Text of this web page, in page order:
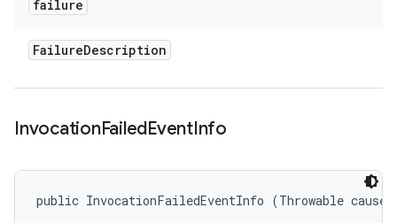
failure
FailureDescription
InvocationFailedEventInfo
public InvocationFailedEventInfo (Throwable cause)